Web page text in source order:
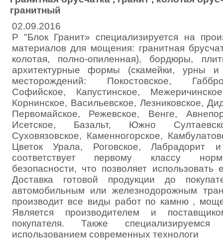
гранитный
02.09.2016
Р "Блок Гранит» специализируется на
материалов для мощения: гранитная
колотая, полно-опиленная), бордюры,
архитектурные формы (скамейки, урны
месторождений: Покостовское,
Софийское, Капустинское,
Корнинское, Васильевское, Лезниковское,
Первомайское, Режевское, Венге,
Исетское, Базальт, Южно
Суховязовское, Каменногорское,
Цветок Урала, Роговское,
соответствует первому классу норм
безопасности, что позволяет использовать
Доставка готовой продукции до
автомобильным или железнодорожным
производит все виды работ по камню ,
Является производителем и
покупателя. Также
использованием современных технологи